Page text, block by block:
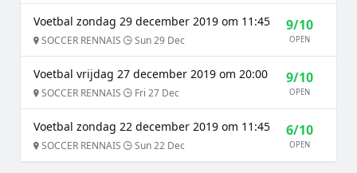
Voetbal zondag 29 december 2019 om 11:45
SOCCER RENNAIS Sun 29 Dec
9/10
OPEN
Voetbal vrijdag 27 december 2019 om 20:00
SOCCER RENNAIS Fri 27 Dec
9/10
OPEN
Voetbal zondag 22 december 2019 om 11:45
SOCCER RENNAIS Sun 22 Dec
6/10
OPEN